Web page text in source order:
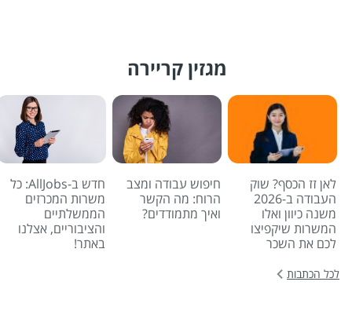
מגזין קריירה
לאן זז הכסף? שוק
העבודה ב-2026
משנה כיוון ואלו
המשרות שיקפיצו
לכם את השכר
חיפוש עבודה ומצב
הרוח: מה הקשר
ואיך מתמודדים?
חדש ב-AllJobs: כל
משרות המכרזים
הממשלתיים
והציבוריים, אצלנו
באתר!
לכל הכתבות